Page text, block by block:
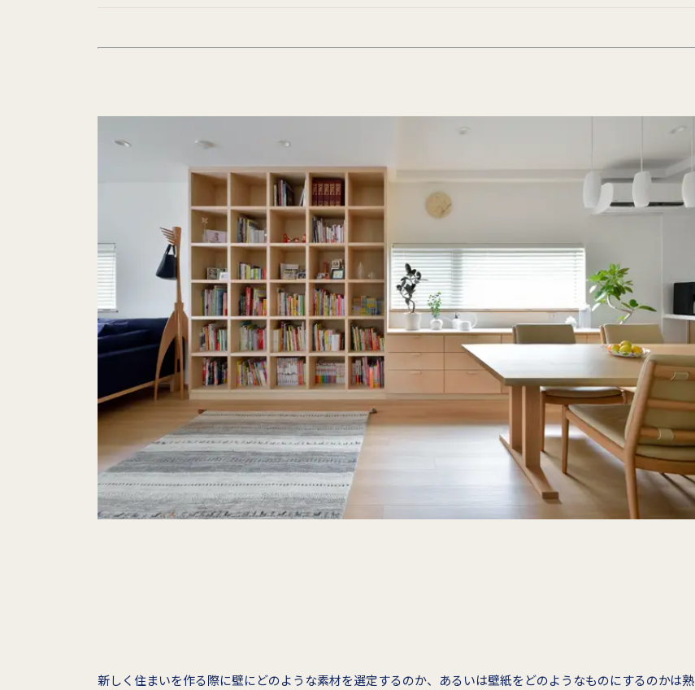
新しく住まいを作る際に壁にどのような素材を選定するのか、あるいは壁紙をどのようなものにするのかは熟